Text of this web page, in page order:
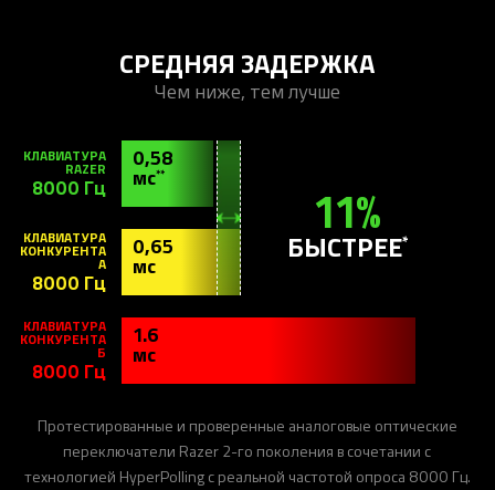
СРЕДНЯЯ ЗАДЕРЖКА
Чем ниже, тем лучше
КЛАВИАТУРА
RAZER
8000 Гц
0,58
мс**
КЛАВИАТУРА
КОНКУРЕНТА
А
8000 Гц
0,65
мс
11%
БЫСТРЕЕ*
КЛАВИАТУРА
КОНКУРЕНТА
Б
8000 Гц
1.6
мс
Протестированные и проверенные аналоговые оптические
переключатели Razer 2-го поколения в сочетании с
технологией HyperPolling с реальной частотой опроса 8000 Гц.